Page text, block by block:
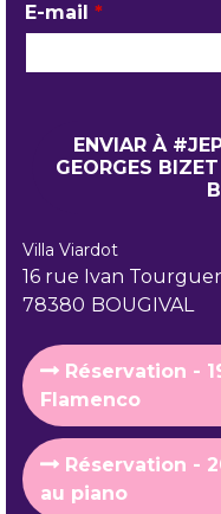
E-mail *
Villa Viardot
16 rue Ivan
78380 BOUGIVAL
Réservation -
Flamenco
Réservation -
au piano